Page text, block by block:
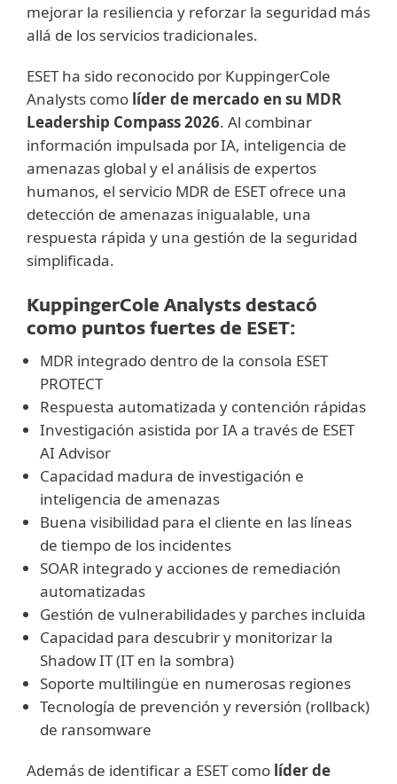
mejorar la resiliencia y reforzar la seguridad más
allá de los servicios tradicionales.
ESET ha sido reconocido por KuppingerCole
Analysts como líder de mercado en su MDR
Leadership Compass 2026. Al combinar
información impulsada por IA, inteligencia de
amenazas global y el análisis de expertos
humanos, el servicio MDR de ESET ofrece una
detección de amenazas inigualable, una
respuesta rápida y una gestión de la seguridad
simplificada.
KuppingerCole Analysts destacó
como puntos fuertes de ESET:
MDR integrado dentro de la consola ESET
PROTECT
Respuesta automatizada y contención rápidas
Investigación asistida por IA a través de ESET
AI Advisor
Capacidad madura de investigación e
inteligencia de amenazas
Buena visibilidad para el cliente en las líneas
de tiempo de los incidentes
SOAR integrado y acciones de remediación
automatizadas
Gestión de vulnerabilidades y parches incluida
Capacidad para descubrir y monitorizar la
Shadow IT (IT en la sombra)
Soporte multilingüe en numerosas regiones
Tecnología de prevención y reversión (rollback)
de ransomware
Además de identificar a ESET como líder de